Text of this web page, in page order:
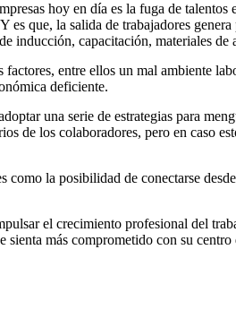
hoy en día es la fuga de talentos
es que, la salida de trabajadores genera
inducción, capacitación, materiales de
entre ellos un mal ambiente
deficiente.
una serie de estrategias para
de los colaboradores, pero en caso
la posibilidad de conectarse
el crecimiento profesional del
sienta más comprometido con su